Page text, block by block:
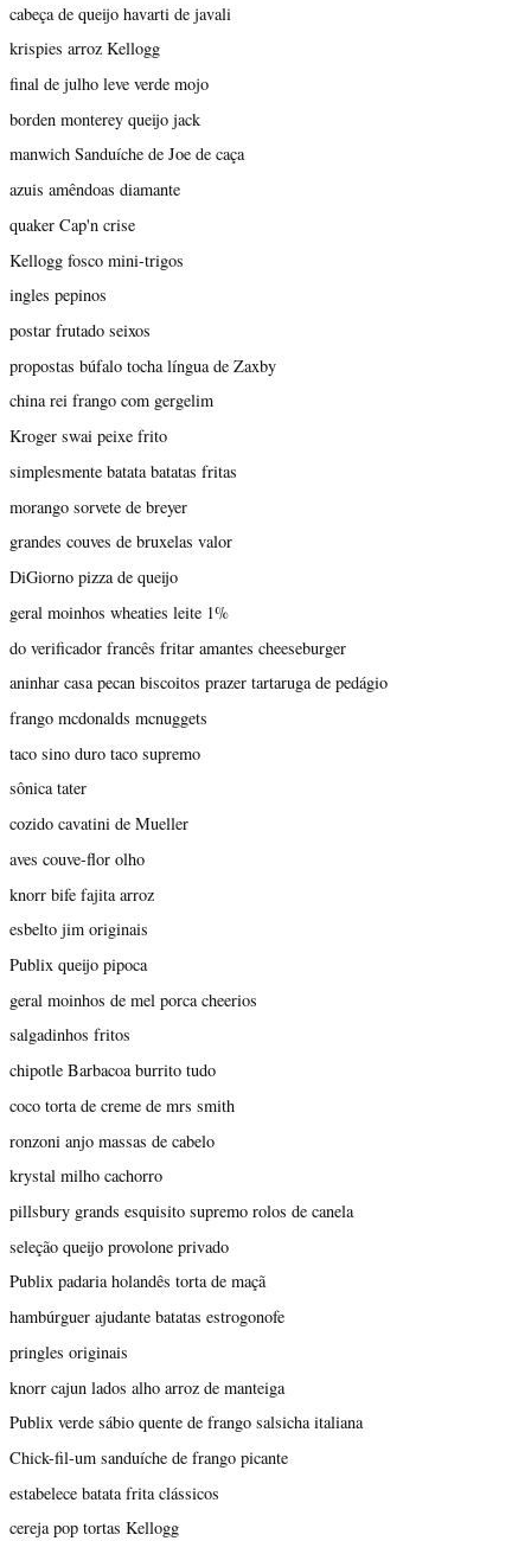
cabeça de queijo havarti de javali
krispies arroz Kellogg
final de julho leve verde mojo
borden monterey queijo jack
manwich Sanduíche de Joe de caça
azuis amêndoas diamante
quaker Cap'n crise
Kellogg fosco mini-trigos
ingles pepinos
postar frutado seixos
propostas búfalo tocha língua de Zaxby
china rei frango com gergelim
Kroger swai peixe frito
simplesmente batata batatas fritas
morango sorvete de breyer
grandes couves de bruxelas valor
DiGiorno pizza de queijo
geral moinhos wheaties leite 1%
do verificador francês fritar amantes cheeseburger
aninhar casa pecan biscoitos prazer tartaruga de pedágio
frango mcdonalds mcnuggets
taco sino duro taco supremo
sônica tater
cozido cavatini de Mueller
aves couve-flor olho
knorr bife fajita arroz
esbelto jim originais
Publix queijo pipoca
geral moinhos de mel porca cheerios
salgadinhos fritos
chipotle Barbacoa burrito tudo
coco torta de creme de mrs smith
ronzoni anjo massas de cabelo
krystal milho cachorro
pillsbury grands esquisito supremo rolos de canela
seleção queijo provolone privado
Publix padaria holandês torta de maçã
hambúrguer ajudante batatas estrogonofe
pringles originais
knorr cajun lados alho arroz de manteiga
Publix verde sábio quente de frango salsicha italiana
Chick-fil-um sanduíche de frango picante
estabelece batata frita clássicos
cereja pop tortas Kellogg